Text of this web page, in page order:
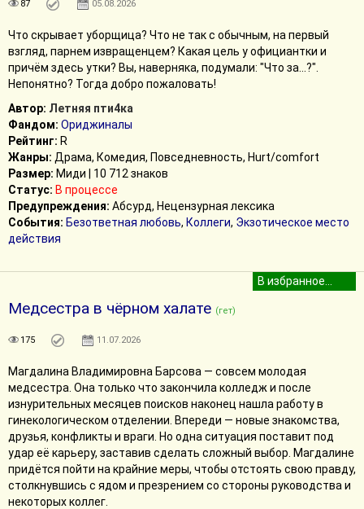
87 05.08.2026
Что скрывает уборщица? Что не так с обычным, на первый
взгляд, парнем извращенцем? Какая цель у официантки и
причём здесь утки? Вы, наверняка, подумали: "Что за...?".
Непонятно? Тогда добро пожаловать!
Автор: Летняя пти4ка
Фандом: Ориджиналы
Рейтинг: R
Жанры: Драма, Комедия, Повседневность, Hurt/comfort
Размер: Миди | 10 712 знаков
Статус: В процессе
Предупреждения: Абсурд, Нецензурная лексика
События: Безответная любовь, Коллеги, Экзотическое место
действия
Медсестра в чёрном халате (гет)
175 11.07.2026
Магдалина Владимировна Барсова — совсем молодая
медсестра. Она только что закончила колледж и после
изнурительных месяцев поисков наконец нашла работу в
гинекологическом отделении. Впереди — новые знакомства,
друзья, конфликты и враги. Но одна ситуация поставит под
удар её карьеру, заставив сделать сложный выбор. Магдалине
придётся пойти на крайние меры, чтобы отстоять свою правду,
столкнувшись с ядом и презрением со стороны руководства и
некоторых коллег.